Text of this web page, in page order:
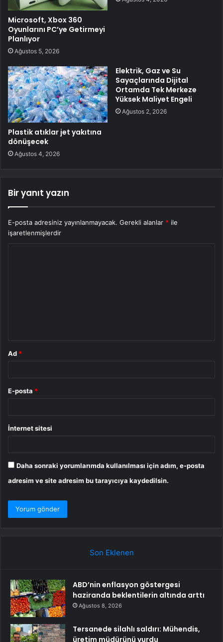
Microsoft, Xbox 360
Oyunlarını PC’ye Getirmeyi
Planlıyor
Ağustos 5, 2026
Plastik atıklar jet yakıtına
dönüşecek
Ağustos 4, 2026
Elektrik, Gaz ve Su
Sayaçlarında Dijital
Ortamda Tek Merkeze
Yüksek Maliyet Engeli
Ağustos 2, 2026
Bir yanıt yazın
E-posta adresiniz yayınlanmayacak. Gerekli alanlar * ile
işaretlenmişlerdir
Ad *
E-posta *
İnternet sitesi
Daha sonraki yorumlarımda kullanılması için adım, e-posta
adresim ve site adresim bu tarayıcıya kaydedilsin.
Son Eklenen
ABD’nin enflasyon göstergesi
haziranda beklentilerin altında arttı
Ağustos 8, 2026
Tersanede silahlı saldırı: Mühendis,
üretim müdürünü vurdu